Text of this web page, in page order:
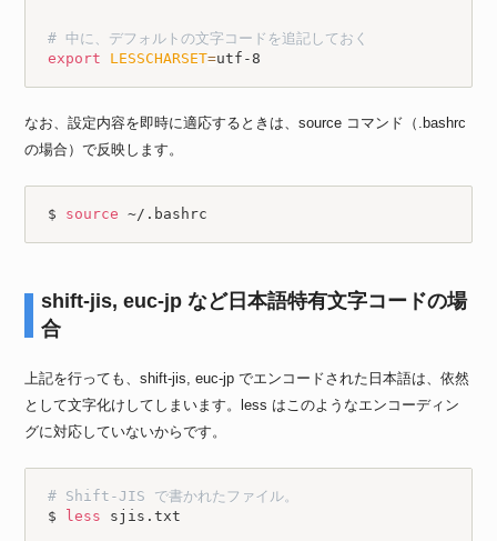
# 中に、デフォルトの文字コードを追記しておく
export
LESSCHARSET=utf-8
なお、設定内容を即時に適応するときは、source コマンド（.bashrc
の場合）で反映します。
$ source ~/.bashrc
shift-jis, euc-jp など日本語特有文字コードの場
合
上記を行っても、shift-jis, euc-jp でエンコードされた日本語は、依然
として文字化けしてしまいます。less はこのようなエンコーディン
グに対応していないからです。
# Shift-JIS で書かれたファイル。
$
less sjis.txt